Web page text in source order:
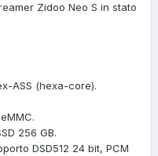
Zidoo Neo S in stato
ASS (hexa-core).
256 GB.
DSD512 24 bit, PCM